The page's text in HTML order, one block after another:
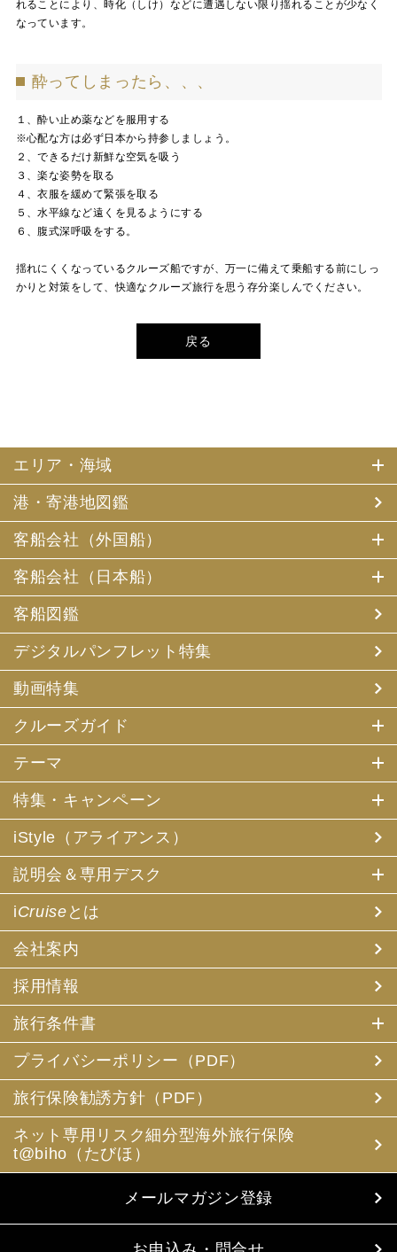
れることにより、時化（しけ）などに遭遇しない限り揺れることが少なく
なっています。
酔ってしまったら、、、
１、酔い止め薬などを服用する
※心配な方は必ず日本から持参しましょう。
２、できるだけ新鮮な空気を吸う
３、楽な姿勢を取る
４、衣服を緩めて緊張を取る
５、水平線など遠くを見るようにする
６、腹式深呼吸をする。
揺れにくくなっているクルーズ船ですが、万一に備えて乗船する前にしっ
かりと対策をして、快適なクルーズ旅行を思う存分楽しんでください。
戻る
エリア・海域
港・寄港地図鑑
客船会社（外国船）
客船会社（日本船）
客船図鑑
デジタルパンフレット特集
動画特集
クルーズガイド
テーマ
特集・キャンペーン
iStyle（アライアンス）
説明会＆専用デスク
iCruise とは
会社案内
採用情報
旅行条件書
プライバシーポリシー（PDF）
旅行保険勧誘方針（PDF）
ネット専用リスク細分型海外旅行保険
t@biho（たびほ）
メールマガジン登録